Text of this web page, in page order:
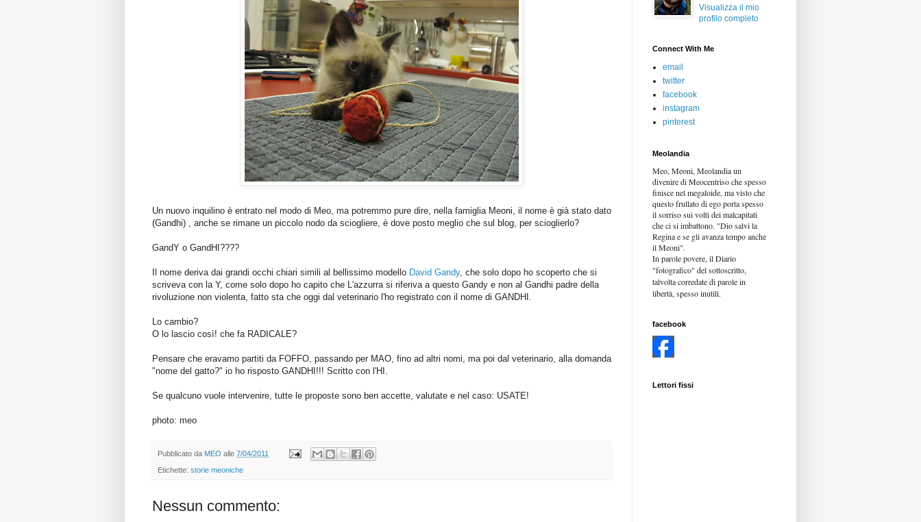
Un nuovo inquilino è entrato nel modo di Meo, ma potremmo pure dire, nella famiglia Meoni, il nome è già stato dato
(Gandhi) , anche se rimane un piccolo nodo da sciogliere, è dove posto meglio che sul blog, per scioglierlo?
GandY o GandHI????
Il nome deriva dai grandi occhi chiari simili al bellissimo modello David Gandy, che solo dopo ho scoperto che si
scriveva con la Y, come solo dopo ho capito che L'azzurra si riferiva a questo Gandy e non al Gandhi padre della
rivoluzione non violenta, fatto sta che oggi dal veterinario l'ho registrato con il nome di GANDHI.
Lo cambio?
O lo lascio così! che fa RADICALE?
Pensare che eravamo partiti da FOFFO, passando per MAO, fino ad altri nomi, ma poi dal veterinario, alla domanda
"nome del gatto?" io ho risposto GANDHI!!! Scritto con l'HI.
Se qualcuno vuole intervenire, tutte le proposte sono ben accette, valutate e nel caso: USATE!
photo: meo
Pubblicato da MEO alle 7/04/2011
Etichette: storie meoniche
Nessun commento:
Visualizza il mio
profilo completo
Connect With Me
email
twitter
facebook
instagram
pinterest
Meolandia
Meo, Meoni, Meolandia un
divenire di Meocentriso che spesso
finisce nel megaloide, ma visto che
questo frullato di ego porta spesso
il sorriso sui volti dei malcapitati
che ci si imbattono. "Dio salvi la
Regina e se gli avanza tempo anche
il Meoni".
In parole povere, il Diario
"fotografico" del sottoscritto,
talvolta corredate di parole in
libertà, spesso inutili.
facebook
Lettori fissi